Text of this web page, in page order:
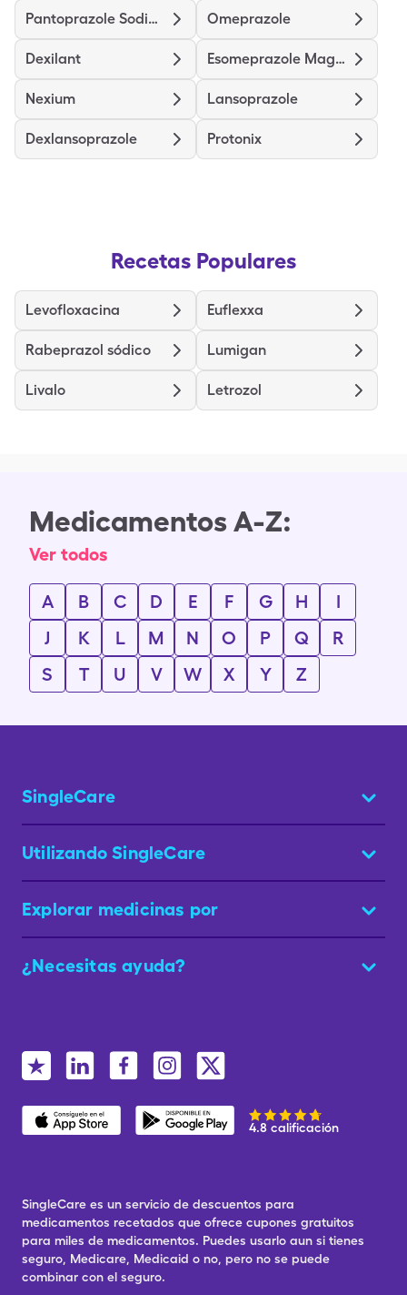
Pantoprazole Sodium Omeprazole
Dexilant Esomeprazole Magnesium
Nexium Lansoprazole
Dexlansoprazole Protonix
Recetas Populares
Levofloxacina Euflexxa
Rabeprazol sódico Lumigan
Livalo Letrozol
Medicamentos A-Z:
Ver todos
A B C D E F G H
I
J
K L M N O P Q
R
S
T U V W X Y Z
SingleCare
Utilizando SingleCare
Explorar medicinas por
¿Necesitas ayuda?
4.8 calificación
SingleCare es un servicio de descuentos para
medicamentos recetados que ofrece cupones gratuitos
para miles de medicamentos. Puedes usarlo aun si tienes
seguro, Medicare, Medicaid o no, pero no se puede
combinar con el seguro.